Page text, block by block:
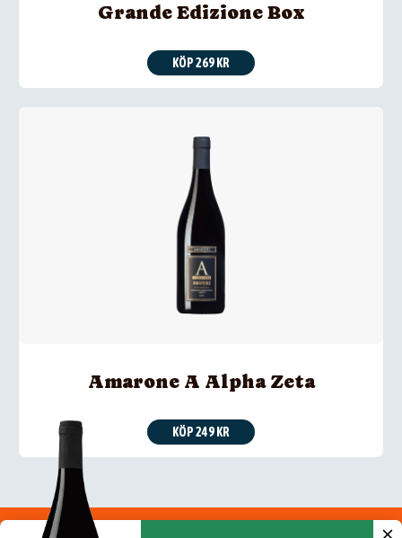
Grande Edizione Box
KÖP 269 KR
Amarone A Alpha Zeta
KÖP 249 KR